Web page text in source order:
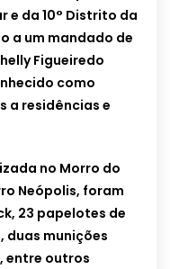
e da 10° Distrito da
a um mandado de
Figueiredo
como
a residências e
no Morro do
Neópolis, foram
23 papelotes de
duas munições
entre outros